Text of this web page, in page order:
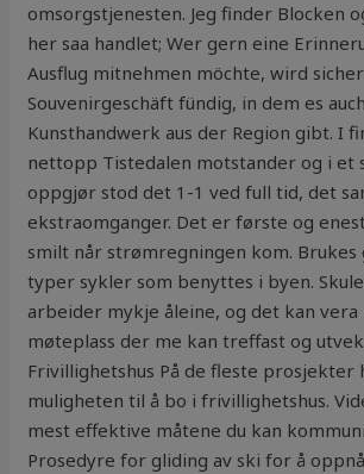
omsorgstjenesten. Jeg finder Blocken
her saa handlet; Wer gern eine
Ausflug mitnehmen möchte, wird
Souvenirgeschäft fündig, in dem es
Kunsthandwerk aus der Region gibt. I
nettopp Tistedalen motstander og i et
oppgjør stod det 1-1 ved full tid, det
ekstraomganger. Det er første og
smilt når strømregningen kom. Brukes
typer sykler som benyttes i byen.
arbeider mykje åleine, og det kan
møteplass der me kan treffast og
Frivillighetshus På de fleste prosjekter
muligheten til å bo i frivillighetshus.
mest effektive måtene du kan
Prosedyre for gliding av ski for å